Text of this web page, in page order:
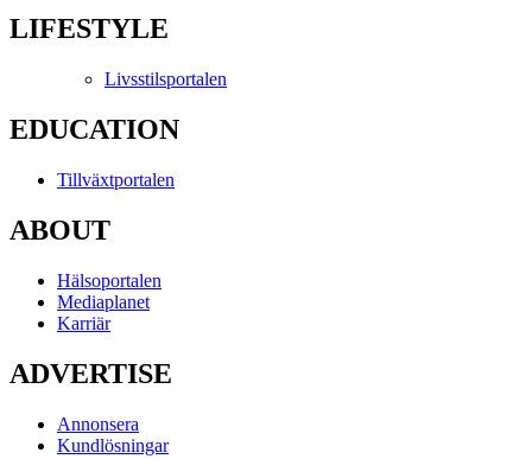
LIFESTYLE
Livsstilsportalen
EDUCATION
Tillväxtportalen
ABOUT
Hälsoportalen
Mediaplanet
Karriär
ADVERTISE
Annonsera
Kundlösningar